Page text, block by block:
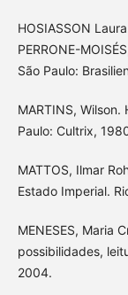
HOSIASSON
PERRONE-
São Paulo:
MARTINS,
Paulo: Cultrix,
MATTOS, Ilmar
Estado Imperial.
MENESES, Maria
possibilidades,
2004.